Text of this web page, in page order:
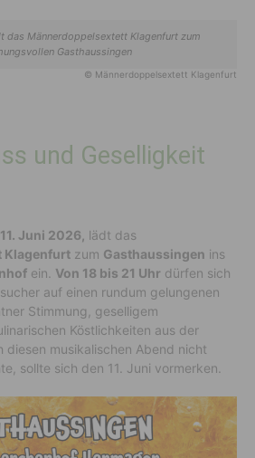
das Männerdoppelsextett Klagenfurt zum
Gasthaussingen
© Männerdoppelsextett Klagenfurt
und Geselligkeit
Juni 2026, lädt das
Klagenfurt zum Gasthaussingen ins
ein. Von 18 bis 21 Uhr dürfen sich
auf einen rundum gelungenen
Stimmung, geselligem
Köstlichkeiten aus der
diesen musikalischen Abend nicht
sollte sich den 11. Juni vormerken.